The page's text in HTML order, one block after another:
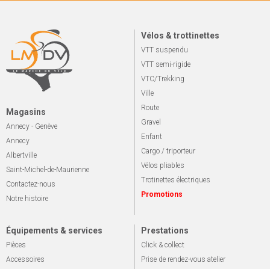
Magasins
Annecy - Genève
Annecy
Albertville
Saint-Michel-de-Maurienne
Contactez-nous
Notre histoire
Vélos & trottinettes
VTT suspendu
VTT semi-rigide
VTC/Trekking
Ville
Route
Gravel
Enfant
Cargo / triporteur
Vélos pliables
Trotinettes électriques
Promotions
Équipements & services
Pièces
Accessoires
Prestations
Click & collect
Prise de rendez-vous atelier